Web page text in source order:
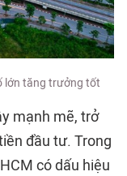
lớn tăng trưởng tốt
mạnh mẽ, trở
đầu tư. Trong
có dấu hiệu